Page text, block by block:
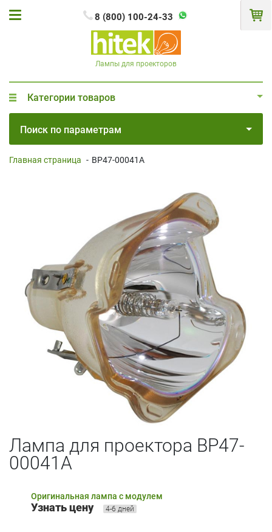
8 (800) 100-24-33
Лампы для проекторов
Категории товаров
Поиск по параметрам
Главная страница - BP47-00041A
Лампа для проектора BP47-
00041A
Оригинальная лампа с модулем
Узнать цену 4-6 дней